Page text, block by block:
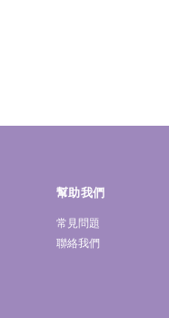
幫助我們
常見問題
聯絡我們